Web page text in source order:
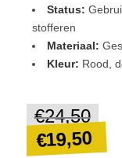
Status:
stofferen
Materiaal:
Kleur: Rood,
€24,50
prijs
was:
€19,50